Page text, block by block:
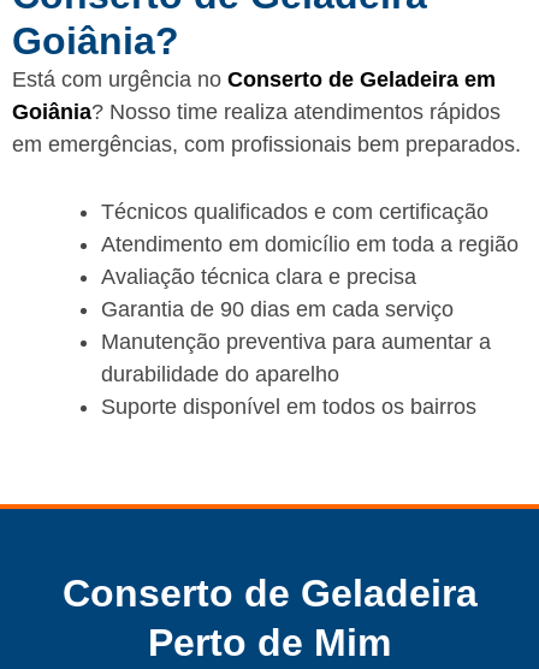
Goiânia?
Está com urgência no Conserto de Geladeira em
Goiânia? Nosso time realiza atendimentos rápidos
em emergências, com profissionais bem preparados.
Técnicos qualificados e com certificação
Atendimento em domicílio em toda a região
Avaliação técnica clara e precisa
Garantia de 90 dias em cada serviço
Manutenção preventiva para aumentar a
durabilidade do aparelho
Suporte disponível em todos os bairros
Conserto de Geladeira
Perto de Mim